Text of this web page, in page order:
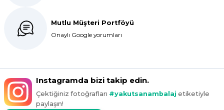
sipariş verdim inşallah sıkıntı olmaz
hızlı kargo içinde teşekkürler
kargo hızlı çıkıyor x firma da
fiyatlar daha uygundu ama kalite
yoktu bu kalitede uygunluğa
devam ettikçe sizinleyiz
Mutlu Müşteri Portföyü
Onaylı Google yorumları
Instagramda bizi takip edin.
Çektiğiniz fotoğrafları #yakutsanambalaj etiketiyle
paylaşın!